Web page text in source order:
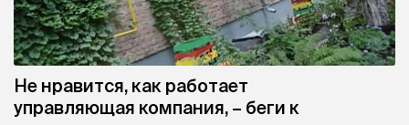
Не нравится, как работает
управляющая компания, – беги к